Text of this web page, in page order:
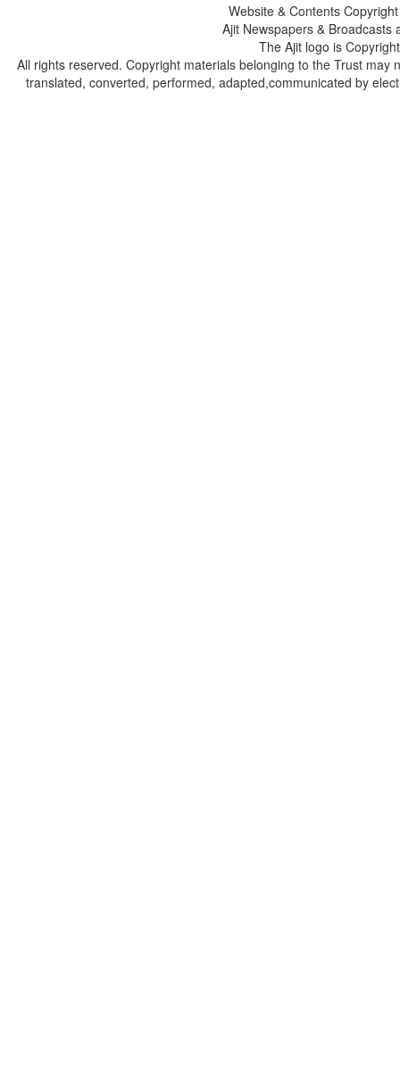
Website & Contents
Ajit Newspapers &
The Ajit logo is
All rights reserved. Copyright materials belonging to the Trust
translated, converted, performed, adapted,communicated by